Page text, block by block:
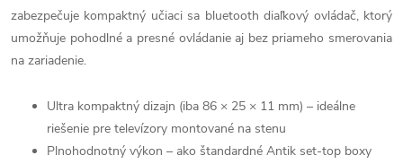
zabezpečuje kompaktný učiaci sa bluetooth diaľkový ovládač, ktorý
umožňuje pohodlné a presné ovládanie aj bez priameho smerovania
na zariadenie.
Ultra kompaktný dizajn (iba 86 × 25 × 11 mm) – ideálne
riešenie pre televízory montované na stenu
Plnohodnotný výkon – ako štandardné Antik set-top boxy